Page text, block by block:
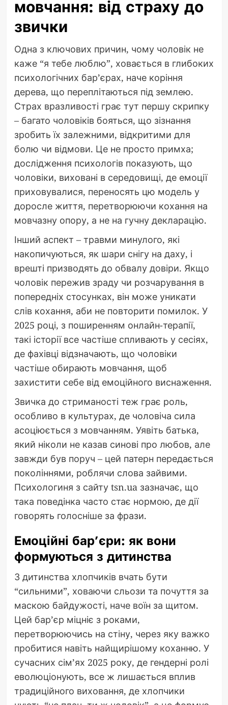
мовчання: від страху до
звички
Одна з ключових причин, чому чоловік не
каже “я тебе люблю”, ховається в глибоких
психологічних бар’єрах, наче коріння
дерева, що переплітаються під землею.
Страх вразливості грає тут першу скрипку
– багато чоловіків бояться, що зізнання
зробить їх залежними, відкритими для
болю чи відмови. Це не просто примха;
дослідження психологів показують, що
чоловіки, виховані в середовищі, де емоції
приховувалися, переносять цю модель у
доросле життя, перетворюючи кохання на
мовчазну опору, а не на гучну декларацію.
Інший аспект – травми минулого, які
накопичуються, як шари снігу на даху, і
врешті призводять до обвалу довіри. Якщо
чоловік пережив зраду чи розчарування в
попередніх стосунках, він може уникати
слів кохання, аби не повторити помилок. У
2025 році, з поширенням онлайн-терапії,
такі історії все частіше спливають у сесіях,
де фахівці відзначають, що чоловіки
частіше обирають мовчання, щоб
захистити себе від емоційного виснаження.
Звичка до стриманості теж грає роль,
особливо в культурах, де чоловіча сила
асоціюється з мовчанням. Уявіть батька,
який ніколи не казав синові про любов, але
завжди був поруч – цей патерн передається
поколіннями, роблячи слова зайвими.
Психологиня з сайту tsn.ua зазначає, що
така поведінка часто стає нормою, де дії
говорять голосніше за фрази.
Емоційні бар’єри: як вони
формуються з дитинства
З дитинства хлопчиків вчать бути
“сильними”, ховаючи сльози та почуття за
маскою байдужості, наче воїн за щитом.
Цей бар’єр міцніє з роками,
перетворюючись на стіну, через яку важко
пробитися навіть найщирішому коханню. У
сучасних сім’ях 2025 року, де гендерні ролі
еволюціонують, все ж лишається вплив
традиційного виховання, де хлопчики